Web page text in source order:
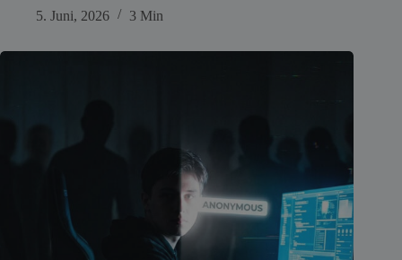
5. Juni, 2026
3 Min